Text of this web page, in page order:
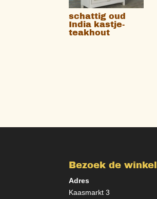
schattig oud
India kastje-
teakhout
Bezoek de winkel
Adres
Kaasmarkt 3